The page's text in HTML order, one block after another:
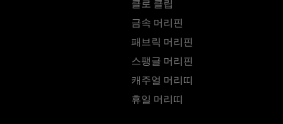
클로 클립
금속 머리핀
패브릭 머리핀
스팽글 머리핀
캐주얼 머리띠
휴일 머리띠